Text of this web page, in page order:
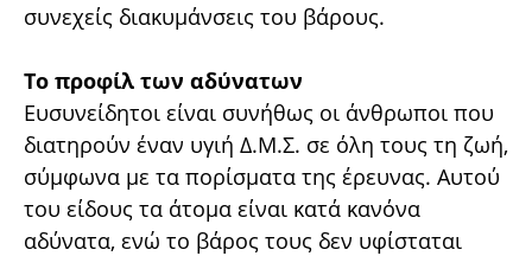
συνεχείς διακυμάνσεις του βάρους.
Το προφίλ των αδύνατων
Ευσυνείδητοι είναι συνήθως οι άνθρωποι που
διατηρούν έναν υγιή Δ.Μ.Σ. σε όλη τους τη ζωή,
σύμφωνα με τα πορίσματα της έρευνας. Αυτού
του είδους τα άτομα είναι κατά κανόνα
αδύνατα, ενώ το βάρος τους δεν υφίσταται